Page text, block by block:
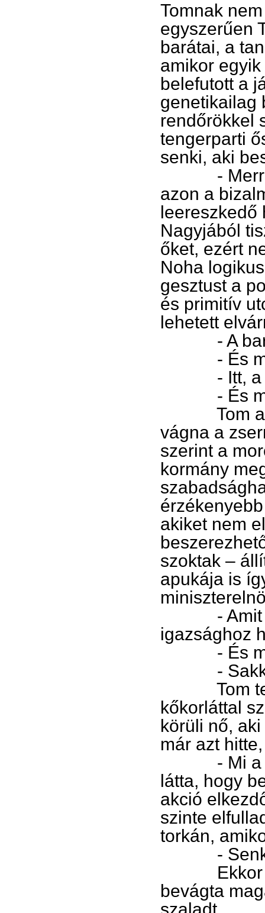
Tomnak
egyszerűen
barátai, a
amikor
belefutott a
genetikailag
rendőrökkel
tengerparti
senki, aki
- Merre
azon a
leereszkedő
Nagyjából
őket, ezért
Noha
gesztust a
és primitív
lehetett
- A
- És
- Itt, a
- És mit
Tom
vágna a
szerint a
kormány
akiket nem
szoktak –
apukája is
- Amit
igazsághoz
- És mit
-
Tom
kőkorláttal
körüli nő,
már azt
- Mi a
látta, hogy
akció
szinte
torkán,
- Senki
Ekkor a
bevágta